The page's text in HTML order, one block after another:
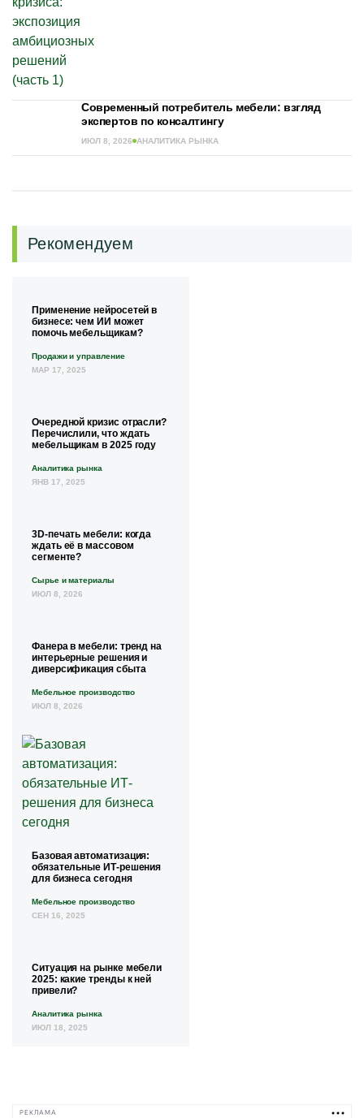
Современный потребитель мебели: взгляд
экспертов по консалтингу
ИЮЛ 8, 2026 АНАЛИТИКА РЫНКА
Рекомендуем
Применение нейросетей в
бизнесе: чем ИИ может
помочь мебельщикам?
Продажи и управление
МАР 17, 2025
Очередной кризис отрасли?
Перечислили, что ждать
мебельщикам в 2025 году
Аналитика рынка
ЯНВ 17, 2025
3D-печать мебели: когда
ждать её в массовом
сегменте?
Сырье и материалы
ИЮЛ 8, 2026
Фанера в мебели: тренд на
интерьерные решения и
диверсификация сбыта
Мебельное производство
ИЮЛ 8, 2026
Базовая автоматизация:
обязательные ИТ-решения
для бизнеса сегодня
Мебельное производство
СЕН 16, 2025
Ситуация на рынке мебели
2025: какие тренды к ней
привели?
Аналитика рынка
ИЮЛ 18, 2025
РЕКЛАМА